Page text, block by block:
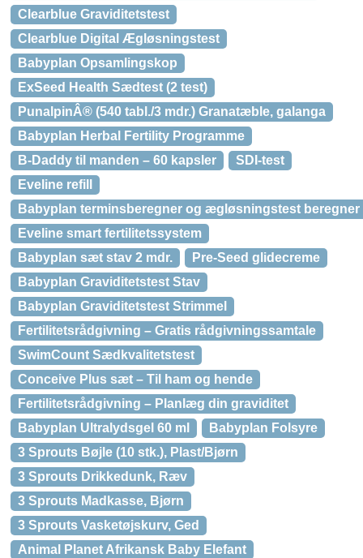
Clearblue Graviditetstest
Clearblue Digital Ægløsningstest
Babyplan Opsamlingskop
ExSeed Health Sædtest (2 test)
PunalpinÂ® (540 tabl./3 mdr.) Granatæble, galanga
Babyplan Herbal Fertility Programme
B-Daddy til manden – 60 kapsler
SDI-test
Eveline refill
Babyplan terminsberegner og ægløsningstest beregner
Eveline smart fertilitetssystem
Babyplan sæt stav 2 mdr.
Pre-Seed glidecreme
Babyplan Graviditetstest Stav
Babyplan Graviditetstest Strimmel
Fertilitetsrådgivning – Gratis rådgivningssamtale
SwimCount Sædkvalitetstest
Conceive Plus sæt – Til ham og hende
Fertilitetsrådgivning – Planlæg din graviditet
Babyplan Ultralydsgel 60 ml
Babyplan Folsyre
3 Sprouts Bøjle (10 stk.), Plast/Bjørn
3 Sprouts Drikkedunk, Ræv
3 Sprouts Madkasse, Bjørn
3 Sprouts Vasketøjskurv, Ged
Animal Planet Afrikansk Baby Elefant